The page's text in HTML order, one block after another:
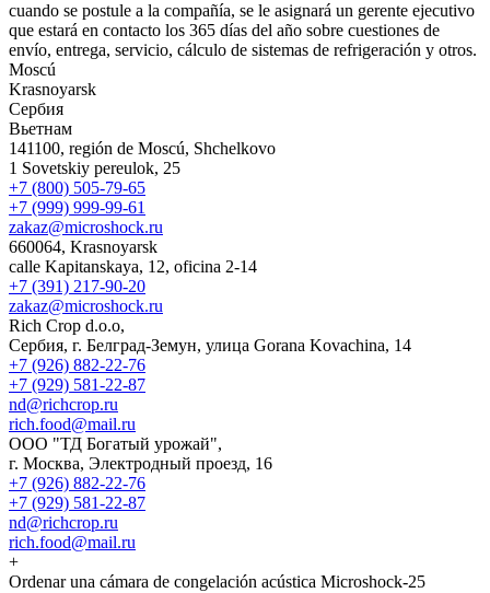
cuando se postule a la compañía, se le asignará un gerente ejecutivo
que estará en contacto los 365 días del año sobre cuestiones de
envío, entrega, servicio, cálculo de sistemas de refrigeración y otros.
Moscú
Krasnoyarsk
Сербия
Вьетнам
141100, región de Moscú, Shchelkovo
1 Sovetskiy pereulok, 25
+7 (800) 505-79-65
+7 (999) 999-99-61
zakaz@microshock.ru
660064, Krasnoyarsk
calle Kapitanskaya, 12, oficina 2-14
+7 (391) 217-90-20
zakaz@microshock.ru
Rich Crop d.o.o,
Сербия, г. Белград-Земун, улица Gorana Kovachina, 14
+7 (926) 882-22-76
+7 (929) 581-22-87
nd@richcrop.ru
rich.food@mail.ru
ООО "ТД Богатый урожай",
г. Москва, Электродный проезд, 16
+7 (926) 882-22-76
+7 (929) 581-22-87
nd@richcrop.ru
rich.food@mail.ru
+
Ordenar una cámara de congelación acústica Microshock-25